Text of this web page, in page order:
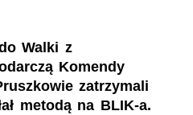
Walki z
Komendy
zatrzymali
metodą na BLIK-a.